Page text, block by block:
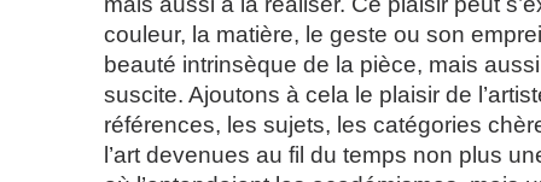
couleur, la matière, le geste ou son
beauté intrinsèque de la pièce, mais aussi
suscite. Ajoutons à cela le plaisir de
références, les sujets, les catégories
l’art devenues au fil du temps non plus